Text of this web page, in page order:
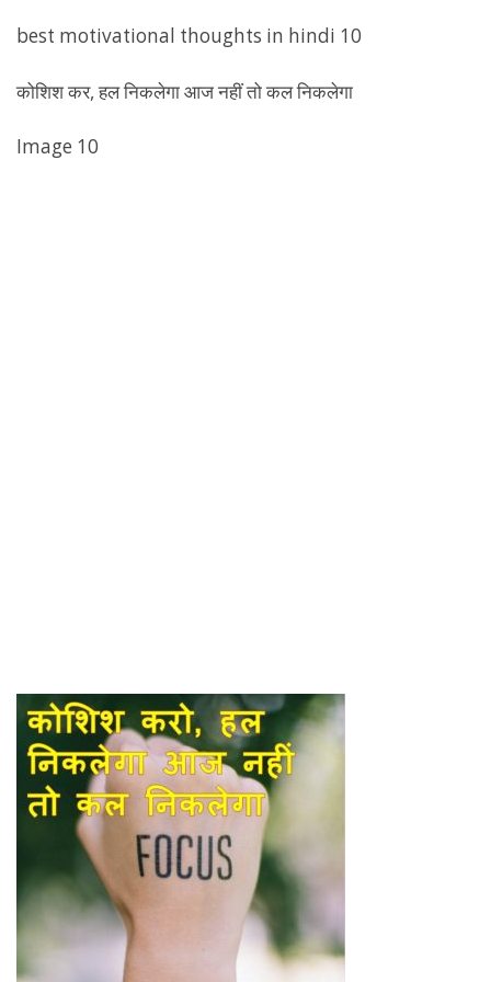
best motivational thoughts in hindi 10
कोशिश कर, हल निकलेगा आज नहीं तो कल निकलेगा
Image 10